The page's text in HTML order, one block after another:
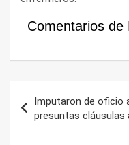
Comentarios de
de
entradas
Imputaron de oficio
presuntas cláusulas